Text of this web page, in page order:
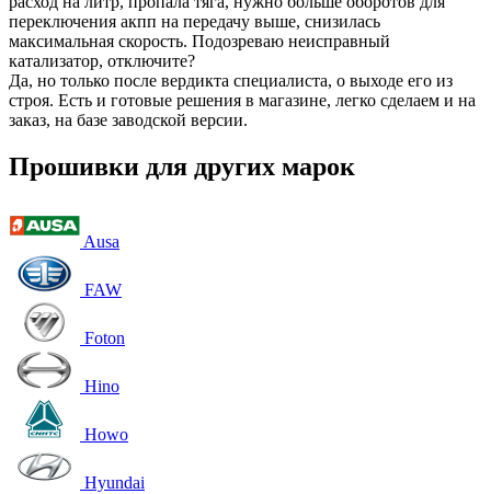
переключения акпп на передачу выше, снизилась
максимальная скорость. Подозреваю неисправный
катализатор, отключите?
Да, но только после вердикта специалиста, о выходе его из
строя. Есть и готовые решения в магазине, легко сделаем и на
заказ, на базе заводской версии.
Прошивки для других марок
Ausa
FAW
Foton
Hino
Howo
Hyundai